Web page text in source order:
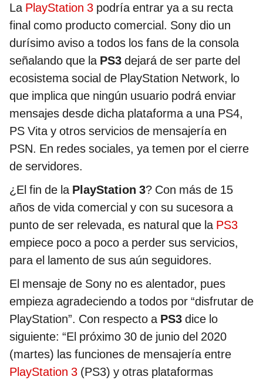
La PlayStation 3 podría entrar ya a su recta
final como producto comercial. Sony dio un
durísimo aviso a todos los fans de la consola
señalando que la PS3 dejará de ser parte del
ecosistema social de PlayStation Network, lo
que implica que ningún usuario podrá enviar
mensajes desde dicha plataforma a una PS4,
PS Vita y otros servicios de mensajería en
PSN. En redes sociales, ya temen por el cierre
de servidores.
¿El fin de la PlayStation 3? Con más de 15
años de vida comercial y con su sucesora a
punto de ser relevada, es natural que la PS3
empiece poco a poco a perder sus servicios,
para el lamento de sus aún seguidores.
El mensaje de Sony no es alentador, pues
empieza agradeciendo a todos por “disfrutar de
PlayStation”. Con respecto a PS3 dice lo
siguiente: “El próximo 30 de junio del 2020
(martes) las funciones de mensajería entre
PlayStation 3 (PS3) y otras plataformas